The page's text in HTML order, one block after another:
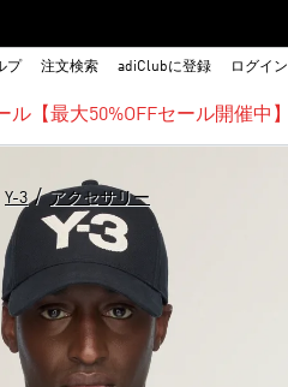
プ 注文検索 adiClubに登録 ログイン
ル【最大50%OFFセール開催中】
Y-3 / アクセサリー